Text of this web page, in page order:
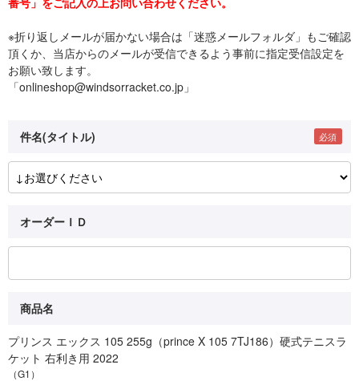
※折り返しメールが届かない場合は「迷惑メールフォルダ」もご確認
頂くか、当店からのメールが受信できるよう事前に指定受信設定を
お願い致します。
「onlineshop@windsorracket.co.jp」
件名(タイトル)
オーダーＩＤ
商品名
プリンス エックス 105 255g（prince X 105 7TJ186）硬式テニスラ
ケット 右利き用 2022
（G1）